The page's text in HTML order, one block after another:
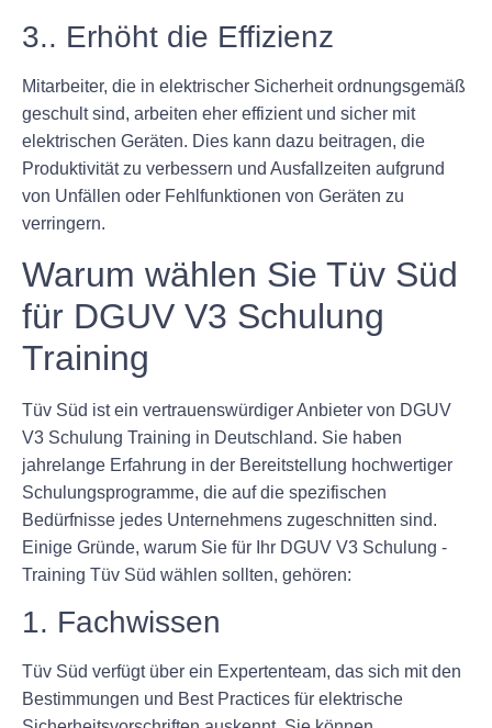
3.. Erhöht die Effizienz
Mitarbeiter, die in elektrischer Sicherheit ordnungsgemäß
geschult sind, arbeiten eher effizient und sicher mit
elektrischen Geräten. Dies kann dazu beitragen, die
Produktivität zu verbessern und Ausfallzeiten aufgrund
von Unfällen oder Fehlfunktionen von Geräten zu
verringern.
Warum wählen Sie Tüv Süd
für DGUV V3 Schulung
Training
Tüv Süd ist ein vertrauenswürdiger Anbieter von DGUV
V3 Schulung Training in Deutschland. Sie haben
jahrelange Erfahrung in der Bereitstellung hochwertiger
Schulungsprogramme, die auf die spezifischen
Bedürfnisse jedes Unternehmens zugeschnitten sind.
Einige Gründe, warum Sie für Ihr DGUV V3 Schulung -
Training Tüv Süd wählen sollten, gehören:
1. Fachwissen
Tüv Süd verfügt über ein Expertenteam, das sich mit den
Bestimmungen und Best Practices für elektrische